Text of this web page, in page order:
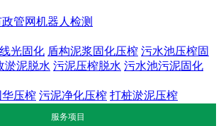
管网机器人检测
光固化 盾构泥浆固化压榨 污水池压榨固
淤泥脱水 污泥压榨脱水 污水池污泥固化
压榨 污泥净化压榨 打桩淤泥压榨
服务项目